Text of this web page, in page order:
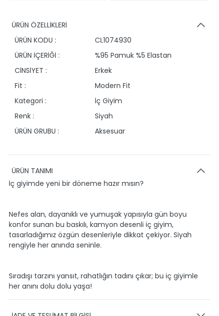
ÜRÜN ÖZELLİKLERİ
ÜRÜN KODU :
CL1074930
ÜRÜN İÇERİĞİ :
%95 Pamuk %5 Elastan
CİNSİYET :
Erkek
Fit :
Modern Fit
Kategori :
İç Giyim
Renk :
Siyah
ÜRÜN GRUBU :
Aksesuar
ÜRÜN TANIMI
İç giyimde yeni bir döneme hazır mısın?
Nefes alan, dayanıklı ve yumuşak yapısıyla gün boyu
konfor sunan bu baskılı, kamyon desenli iç giyim,
tasarladığımız özgün desenleriyle dikkat çekiyor. Siyah
rengiyle her anında seninle.
Sıradışı tarzını yansıt, rahatlığın tadını çıkar; bu iç giyimle
her anını dolu dolu yaşa!